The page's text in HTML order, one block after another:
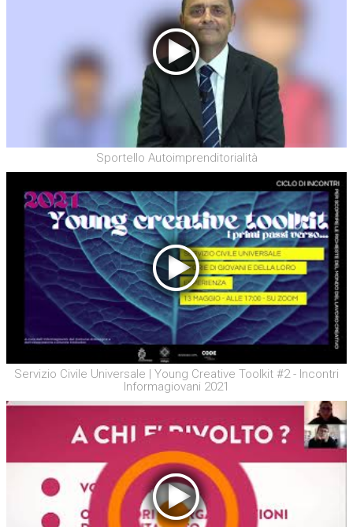
Sportello Autoimprenditorialità
Servizio Civile Universale | Young Creative Toolkit #2 - Incontri
Informagiovani 2021